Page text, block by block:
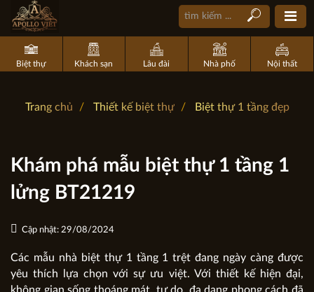
Biệt thự Khách sạn Lâu đài Nhà phố Nội thất
Trang chủ Thiết kế biệt thự Biệt thự 1 tầng đẹp
Khám phá mẫu biệt thự 1 tầng 1
lửng BT21219
Cập nhật: 29/08/2024
Các mẫu nhà biệt thự 1 tầng 1 trệt đang ngày càng được
yêu thích lựa chọn với sự ưu việt. Với thiết kế hiện đại,
không gian sống thoáng mát, tự do, đa dạng phong cách đã